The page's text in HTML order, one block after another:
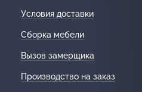
Условия доставки
Сборка мебели
Вызов замерщика
Производство на заказ